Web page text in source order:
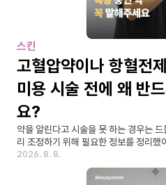
스킨
고혈압약이나 항혈전
미용 시술 전에 왜 반
요?
약을 알린다고 시술을 못 하는 경우는
리 조정하기 위해 필요한 정보를 정리했
2026. 8. 8.